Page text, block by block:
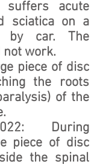
acute
sciatica on a
by car. The
not work.
piece of disc
the roots
of the
During
piece of disc
the spinal